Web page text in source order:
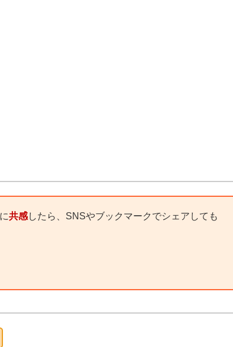
共感したら、SNSやブックマークでシェアしても